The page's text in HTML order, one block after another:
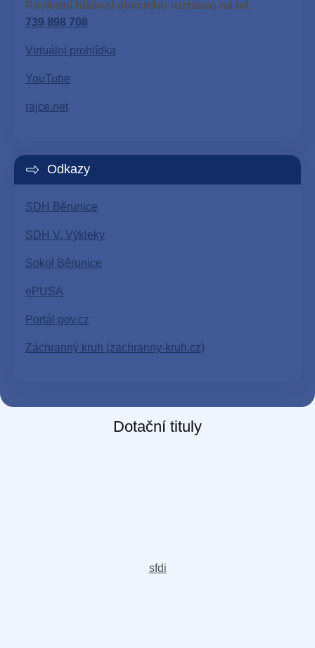
Poslední hlášení obecního rozhlasu na tel:
739 898 708
Virtuální prohlídka
YouTube
rajce.net
Odkazy
SDH Běrunice
SDH V. Výkleky
Sokol Běrunice
ePUSA
Portál gov.cz
Záchranný kruh (zachranny-kruh.cz)
Dotační tituly
sfdi